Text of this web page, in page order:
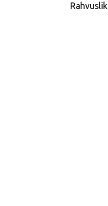
Rahvuslik